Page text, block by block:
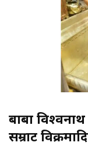
बाबा
सम्राट